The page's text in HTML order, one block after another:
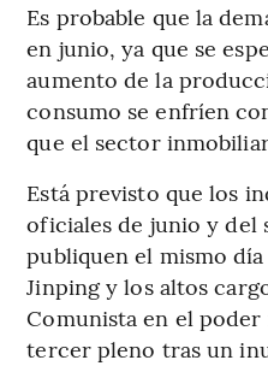
Es probable que la
en junio, ya que se
aumento de la
consumo se enfríen
que el sector
Está previsto que los
oficiales de junio y del
publiquen el mismo
Jinping y los altos
Comunista en el
tercer pleno tras un